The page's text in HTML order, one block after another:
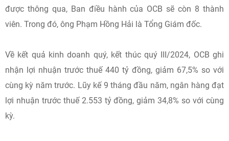
được thông qua, Ban điều hành của OCB sẽ còn 8 thành
viên. Trong đó, ông Phạm Hồng Hải là Tổng Giám đốc.
Về kết quả kinh doanh quý, kết thúc quý III/2024, OCB ghi
nhận lợi nhuận trước thuế 440 tỷ đồng, giảm 67,5% so với
cùng kỳ năm trước. Lũy kế 9 tháng đầu năm, ngân hàng đạt
lợi nhuận trước thuế 2.553 tỷ đồng, giảm 34,8% so với cùng
kỳ.